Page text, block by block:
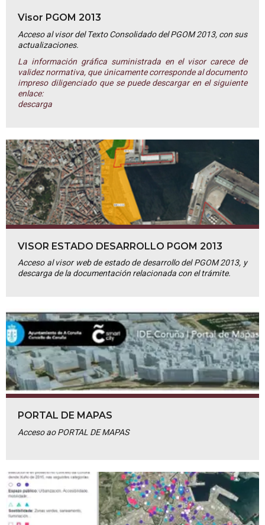
Visor PGOM 2013
Acceso al visor del Texto Consolidado del PGOM 2013, con sus
actualizaciones.
La información gráfica suministrada en el visor carece de
validez normativa, que únicamente corresponde al documento
impreso diligenciado que se puede descargar en el siguiente
enlace:
descarga
VISOR ESTADO DESARROLLO PGOM 2013
Acceso al visor web de estado de desarrollo del PGOM 2013, y
descarga de la documentación relacionada con el trámite.
PORTAL DE MAPAS
Acceso ao PORTAL DE MAPAS